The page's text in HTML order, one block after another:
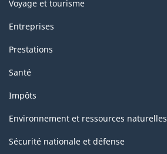
Voyage et tourisme
Entreprises
Prestations
Santé
Impôts
Environnement et ressources naturelles
Sécurité nationale et défense